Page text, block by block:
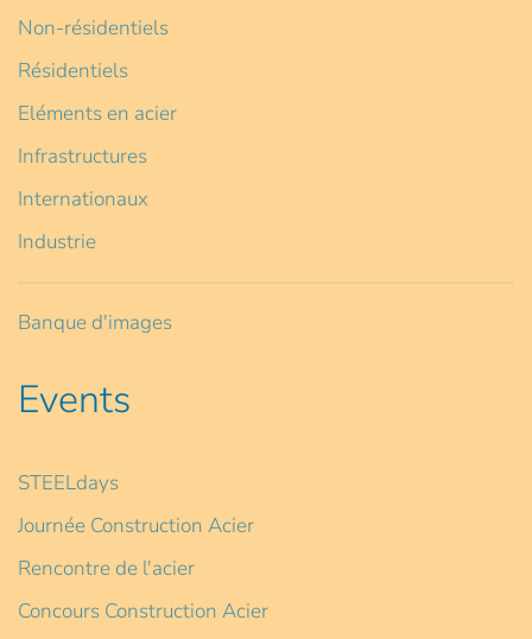
Non-résidentiels
Résidentiels
Eléments en acier
Infrastructures
Internationaux
Industrie
Banque d'images
Events
STEELdays
Journée Construction Acier
Rencontre de l'acier
Concours Construction Acier